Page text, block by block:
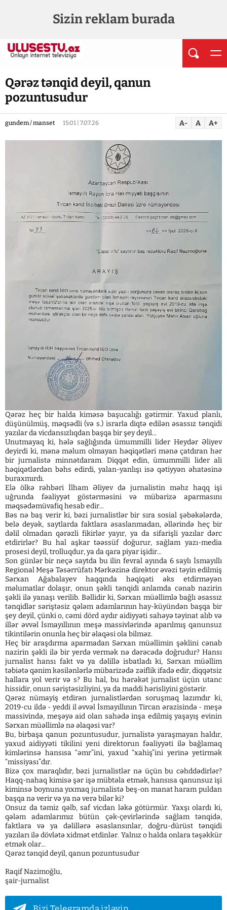
Sizin reklam burada
Qərəz tənqid deyil, qanun
pozuntusudur
gundem / manset 15:01 | 7.07.26 A- A A+
Qərəz heç bir halda kiməsə başucalığı gətirmir. Yaxud planlı,
düşünülmüş, məqsədli (və s.) israrla diqtə edilən əsassız tənqidi
yazılar da vicdansızlıqdan başqa bir şey deyil...
Unutmayaq ki, hələ sağlığında ümummilli lider Heydər Əliyev
deyirdi ki, mənə məlum olmayan həqiqətləri mənə çatdıran hər
bir jurnalistə minnətdaram. Diqqət edin, ümummilli lider ali
həqiqətlərdən bəhs edirdi, yalan-yanlışı isə qətiyyən əhatəsinə
buraxmırdı.
Elə ölkə rəhbəri İlham Əliyev də jurnalistin məhz haqq işi
uğrunda fəaliyyət göstərməsini və mübarizə aparmasını
məqsədəmüvafiq hesab edir...
Bəs nə baş verir ki, bəzi jurnalistlər bir sıra sosial şəbəkələrdə,
belə deyək, saytlarda faktlara əsaslanmadan, əllərində heç bir
dəlil olmadan qərəzli fikirlər yayır, ya da sifarişli yazılar dərc
etdirirlər? Bu hal aşkar təəssüf doğurur, sağlam yazı-media
prosesi deyil, trolluqdur, ya da qara piyar işidir...
Son günlər bir neçə saytda bu ilin fevral ayında 6 saylı İsmayıllı
Regional Meşə Təsərrüfatı Mərkəzinə direktor əvəzi təyin edilmiş
Sərxan Ağabalayev haqqında həqiqəti əks etdirməyən
məlumatlar dolaşır, onun şəkli tənqidi anlamda cənab nazirin
şəkli ilə yanaşı verilib. Bəllidir ki, Sərxan müəllimlə bağlı əsassız
tənqidlər səriştəsiz qələm adamlarının hay-küyündən başqa bir
şey deyil, çünki o, cəmi dörd aydır aidiyyəti sahəyə təyinat alıb və
illər əvvəl İsmayıllının meşə massivlərində aparılmış qanunsuz
tikintilərin onunla heç bir əlaqəsi ola bilməz.
Heç bir araşdırma aparmadan Sərxan müəllimin şəklini cənab
nazirin şəkli ilə bir yerdə vermək nə dərəcədə doğrudur? Hansı
jurnalist hansı fakt və ya dəlillə isbatladı ki, Sərxan müəllim
təbiətə qənim kəsilənlərlə mübarizədə zəiflik ifadə edir, diqqətsiz
hallara yol verir və s? Bu hal, bu hərəkət jurnalist üçün utanc
hissidir, onun səriştəsizliyini, ya da maddi hərisliyini göstərir.
Qərəz nümayiş etdirən jurnalistlərdən soruşmaq lazımdır ki,
2019-cu ildə - yeddi il əvvəl İsmayıllının Tircan ərazisində - meşə
massivində, meşəyə aid olan sahədə inşa edilmiş yaşayış evinin
Sərxan müəllimlə nə əlaqəsi var?
Bu, birbaşa qanun pozuntusudur, jurnalistə yaraşmayan haldır,
yaxud aidiyyəti tikilini yeni direktorun fəaliyyəti ilə bağlamaq
kimlərinsə hansısa “əmr”ini, yaxud “xahiş”ini yerinə yetirmək
“missiyası”dır.
Bizə çox maraqlıdır, bəzi jurnalistlər nə üçün bu cəhddədirlər?
Haqq-nahaq kimisə şər işə mübtəla etmək, hansısa qanunsuz işi
kiminsə boynuna yıxmaq jurnalistə beş-on manat haram puldan
başqa nə verir və ya nə verə bilər ki?
Onsuz da təmiz qəlb, saf vicdan ləkə götürmür. Yaxşı olardı ki,
qələm adamlarımız bütün çək-çevirlərində sağlam tənqidə,
faktlara və ya dəlillərə əsaslansınlar, doğru-dürüst tənqidi
yazıları ilə dövlətə xidmət etdinlər. Yalnız o halda onlara təşəkkür
etmək olar...
Qərəz tənqid deyil, qanun pozuntusudur
Raqif Nazimoğlu,
şair-jurnalist